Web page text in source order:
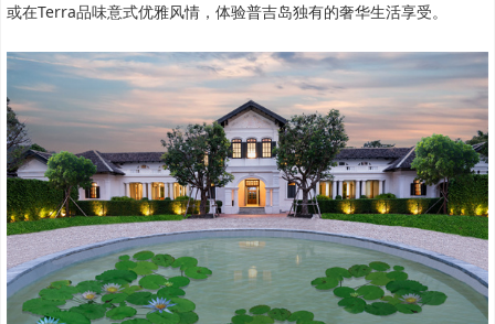
或在Terra品味意式优雅风情，体验普吉岛独有的奢华生活享受。